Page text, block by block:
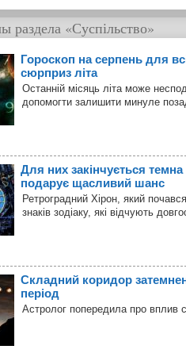
раздела «Суспільство»
Гороскоп на серпень для
сюрприз літа
Останній місяць літа може
допомогти залишити минуле
Для них закінчується
подарує щасливий шанс
Ретроградний Хірон, який
знаків зодіаку, які відчують
Складний коридор
період
Астролог попередила про вплив